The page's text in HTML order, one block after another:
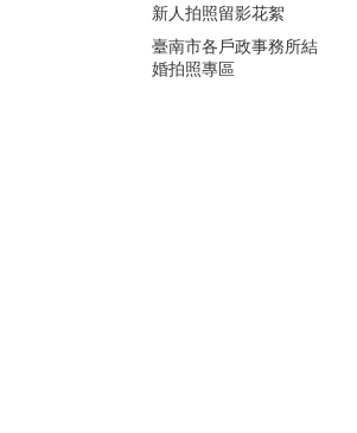
新人拍照留影花絮
臺南市各戶政事務所結
婚拍照專區